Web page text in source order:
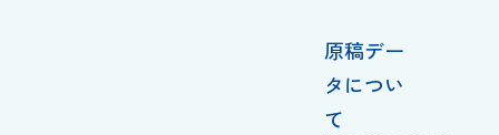
原稿デー
タについ
て